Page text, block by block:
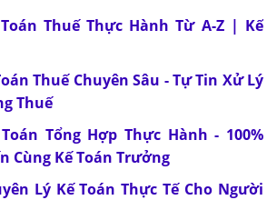
Thuế Thực Hành Từ A-Z | Kế
Thuế Chuyên Sâu - Tự Tin Xử Lý
Thuế
Tổng Hợp Thực Hành - 100%
Cùng Kế Toán Trưởng
Lý Kế Toán Thực Tế Cho Người